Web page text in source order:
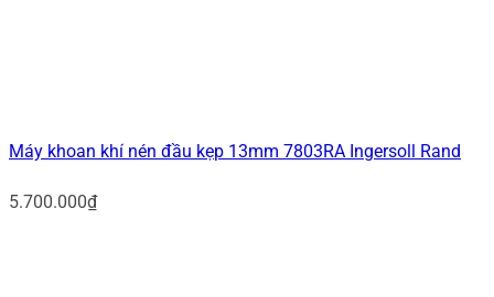
Máy khoan khí nén đầu kẹp 13mm 7803RA Ingersoll Rand
5.700.000₫